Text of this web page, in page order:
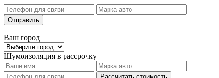
Отправить
Ваш город
Шумоизоляция в рассрочку
Рассчитать стоимость